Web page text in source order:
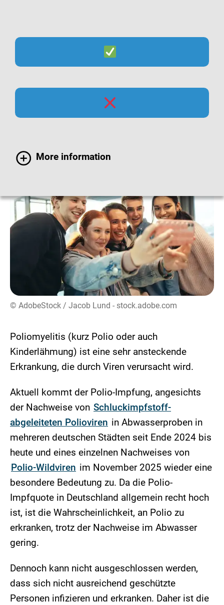
More information
Polio-Impfung bei
Jugendlichen
© AdobeStock / Jacob Lund - stock.adobe.com
Poliomyelitis (kurz Polio oder auch
Kinderlähmung) ist eine sehr ansteckende
Erkrankung, die durch Viren verursacht wird.
Aktuell kommt der Polio-Impfung, angesichts
der Nachweise von Schluckimpfstoff-
abgeleiteten Polioviren in Abwasserproben in
mehreren deutschen Städten seit Ende 2024 bis
heute und eines einzelnen Nachweises von
Polio-Wildviren im November 2025 wieder eine
besondere Bedeutung zu. Da die Polio-
Impfquote in Deutschland allgemein recht hoch
ist, ist die Wahrscheinlichkeit, an Polio zu
erkranken, trotz der Nachweise im Abwasser
gering.
Dennoch kann nicht ausgeschlossen werden,
dass sich nicht ausreichend geschützte
Personen infizieren und erkranken. Daher ist die